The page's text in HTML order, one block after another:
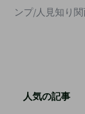
ンプ/人見知り
人気の記事